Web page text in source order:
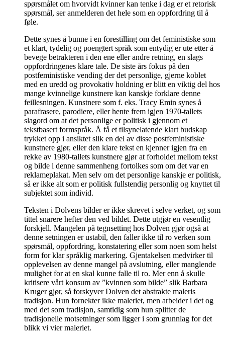
spørsmålet om hvorvidt kvinner kan tenke i dag er et retorisk
spørsmål, ser anmelderen det hele som en oppfordring til å
føle.
Dette synes å bunne i en forestilling om det feministiske som
et klart, tydelig og poengtert språk som entydig er ute etter å
bevege betrakteren i den ene eller andre retning, en slags
oppfordringenes klare tale. De siste års fokus på den
postfeministiske vending der det personlige, gjerne koblet
med en uredd og provokativ holdning er blitt en viktig del hos
mange kvinnelige kunstnere kan kanskje forklare denne
feillesningen. Kunstnere som f. eks. Tracy Emin synes å
parafrasere, parodiere, eller hente frem igjen 1970-tallets
slagord om at det personlige er politisk i gjennom et
tekstbasert formspråk. Å få et tilsynelatende klart budskap
trykket opp i ansiktet slik en del av disse postfeministiske
kunstnere gjør, eller den klare tekst en kjenner igjen fra en
rekke av 1980-tallets kunstnere gjør at forholdet mellom tekst
og bilde i denne sammenheng fortolkes som om det var en
reklameplakat. Men selv om det personlige kanskje er politisk,
så er ikke alt som er politisk fullstendig personlig og knyttet til
subjektet som individ.
Teksten i Dolvens bilder er ikke skrevet i selve verket, og som
tittel snarere hefter den ved bildet. Dette utgjør en vesentlig
forskjell. Mangelen på tegnsetting hos Dolven gjør også at
denne setningen er ustabil, den faller ikke til ro verken som
spørsmål, oppfordring, konstatering eller som noen som helst
form for klar språklig markering. Gjentakelsen medvirker til
opplevelsen av denne mangel på avslutning, eller manglende
mulighet for at en skal kunne falle til ro. Mer enn å skulle
kritisere vårt konsum av ”kvinnen som bilde” slik Barbara
Kruger gjør, så forskyver Dolven det abstrakte maleris
tradisjon. Hun fornekter ikke maleriet, men arbeider i det og
med det som tradisjon, samtidig som hun splitter de
tradisjonelle motsetninger som ligger i som grunnlag for det
blikk vi vier maleriet.